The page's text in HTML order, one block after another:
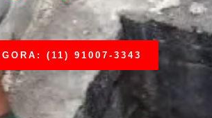
(11) 91007-3343